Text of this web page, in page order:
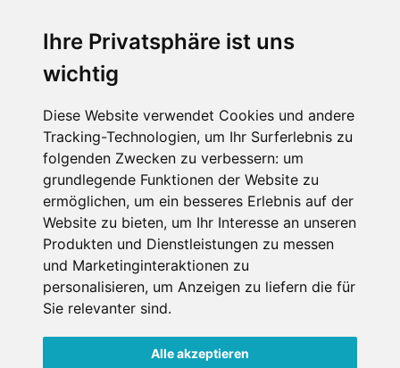
Ihre Privatsphäre ist uns
wichtig
Diese Website verwendet Cookies und andere
Tracking-Technologien, um Ihr Surferlebnis zu
folgenden Zwecken zu verbessern: um
grundlegende Funktionen der Website zu
ermöglichen, um ein besseres Erlebnis auf der
Website zu bieten, um Ihr Interesse an unseren
Produkten und Dienstleistungen zu messen
und Marketinginteraktionen zu
personalisieren, um Anzeigen zu liefern die für
Sie relevanter sind.
Alle akzeptieren
SERVICE
Datenschutz
Nutzungsbedingungen
Kontakt
WEITERE PORTALE
Schneemenschen.de
Schneehoehen.de